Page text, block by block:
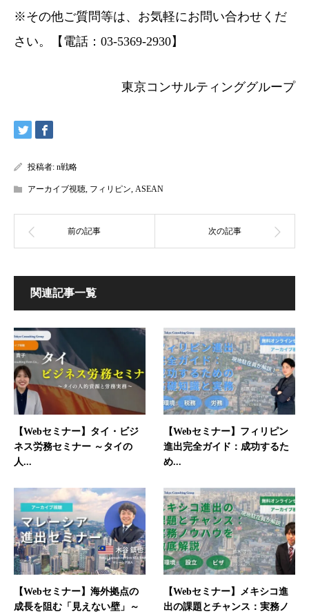
※その他ご質問等は、お気軽にお問い合わせくだ
さい。【電話：03-5369-2930】
東京コンサルティンググループ
投稿者: n戦略
アーカイブ視聴, フィリピン, ASEAN
関連記事一覧
【Webセミナー】タイ・ビジ
ネス労務セミナー ～タイの
人...
【Webセミナー】フィリピン
進出完全ガイド：成功するた
め...
【Webセミナー】海外拠点の
成長を阻む「見えない壁」～
【Webセミナー】メキシコ進
出の課題とチャンス：実務ノ